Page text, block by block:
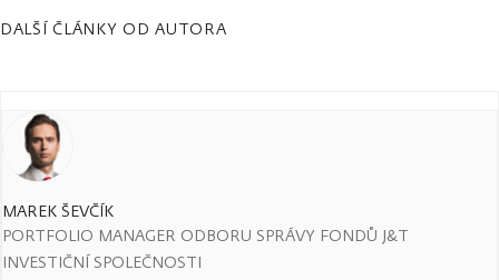
DALŠÍ ČLÁNKY OD AUTORA
MAREK ŠEVČÍK
PORTFOLIO MANAGER ODBORU SPRÁVY FONDŮ J&T
INVESTIČNÍ SPOLEČNOSTI